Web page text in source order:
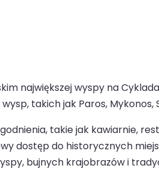
największej wyspy na
takich jak Paros, Mykonos,
takie jak kawiarnie,
dostęp do historycznych
bujnych krajobrazów i